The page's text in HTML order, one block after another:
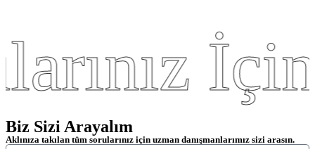
İçin
Biz Sizi Arayalım
Aklınıza takılan tüm sorularınız için uzman danışmanlarımız sizi arasın.